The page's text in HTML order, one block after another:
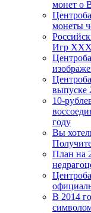
монет о
монеты
Игр
выпуске
10-
году
Вы
План на
В 2014